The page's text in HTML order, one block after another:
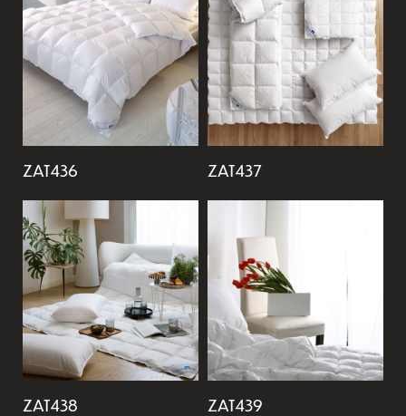
ZAT436 ZAT437
ZAT438 ZAT439